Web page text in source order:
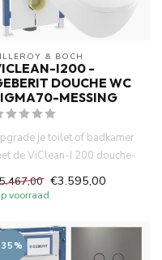
& BOCH
I200 -
DOUCHE WC
MESSING
je toilet of badkamer
de ViClean-I 200 douche-
wc, het betrouwbare Ge...
€3.595,00
voorraad